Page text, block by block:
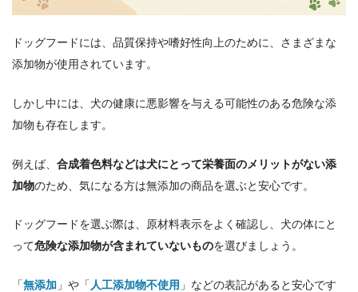
ドッグフードには、品質保持や嗜好性向上のために、さまざまな
添加物が使用されています。
しかし中には、犬の健康に悪影響を与える可能性のある危険な添
加物も存在します。
例えば、 合成着色料などは犬にとって栄養面のメリットがない添
加物のため、気になる方は無添加の商品を選ぶと安心です。
ドッグフードを選ぶ際は、原材料表示をよく確認し、犬の体にと
って危険な添加物が含まれていないものを選びましょう。
「無添加 」や「 人工添加物不使用 」などの表記があると安心です